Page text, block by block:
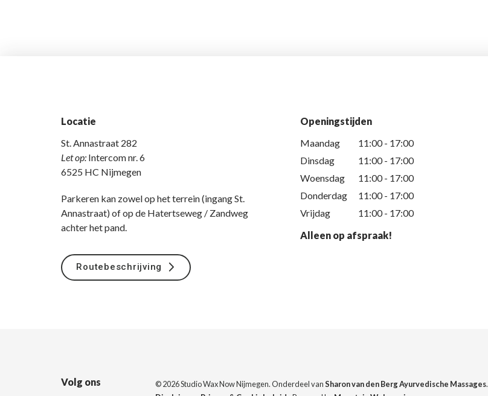
Locatie
St. Annastraat 282
Let op:Intercom nr. 6
6525 HC Nijmegen
Parkeren kan zowel op het terrein (ingang St.
Annastraat) of op de Hatertseweg / Zandweg
achter het pand.
Routebeschrijving
Openingstijden
Maandag
11:00 - 17:00
Dinsdag
11:00 - 17:00
Woensdag
11:00 - 17:00
Donderdag
11:00 - 17:00
Vrijdag
11:00 - 17:00
Alleen op afspraak!
Volg ons © 2026 Studio Wax Now Nijmegen. Onderdeel vanSharon van den Berg Ayurvedische Massages.